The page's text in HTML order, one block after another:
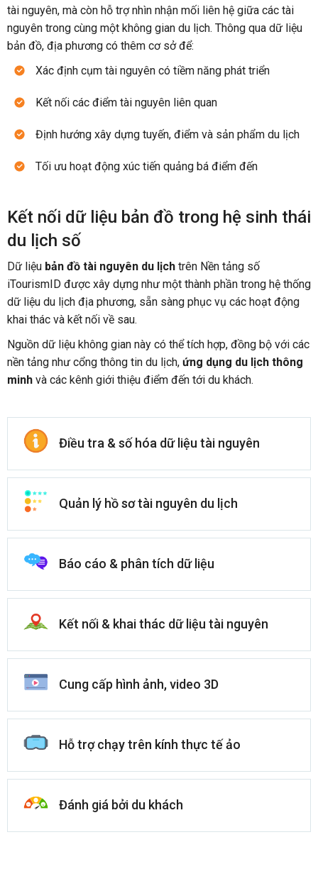
tài nguyên, mà còn hỗ trợ nhìn nhận mối liên hệ giữa các tài
nguyên trong cùng một không gian du lịch. Thông qua dữ liệu
bản đồ, địa phương có thêm cơ sở để:
Xác định cụm tài nguyên có tiềm năng phát triển
Kết nối các điểm tài nguyên liên quan
Định hướng xây dựng tuyến, điểm và sản phẩm du lịch
Tối ưu hoạt động xúc tiến quảng bá điểm đến
Kết nối dữ liệu bản đồ trong hệ sinh thái
du lịch số
Dữ liệu bản đồ tài nguyên du lịch trên Nền tảng số
iTourismID được xây dựng như một thành phần trong hệ thống
dữ liệu du lịch địa phương, sẵn sàng phục vụ các hoạt động
khai thác và kết nối về sau.
Nguồn dữ liệu không gian này có thể tích hợp, đồng bộ với các
nền tảng như cổng thông tin du lịch, ứng dụng du lịch thông
minh và các kênh giới thiệu điểm đến tới du khách.
Điều tra & số hóa dữ liệu tài nguyên
Quản lý hồ sơ tài nguyên du lịch
Báo cáo & phân tích dữ liệu
Kết nối & khai thác dữ liệu tài nguyên
Cung cấp hình ảnh, video 3D
Hỗ trợ chạy trên kính thực tế ảo
Đánh giá bởi du khách